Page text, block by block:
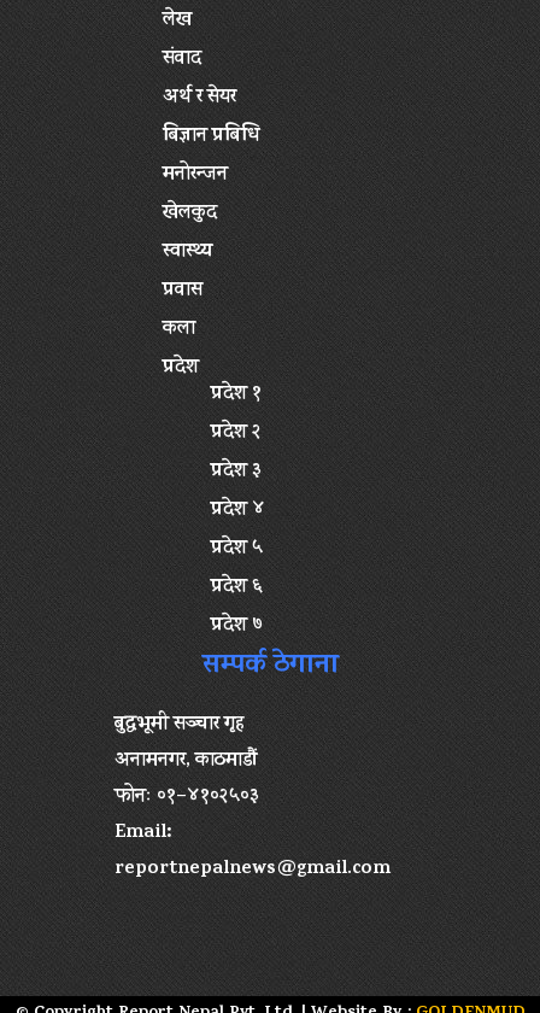
लेख
संवाद
अर्थ र सेयर
बिज्ञान प्रबिधि
मनोरन्जन
खेलकुद
स्वास्थ्य
प्रवास
कला
प्रदेश
प्रदेश १
प्रदेश २
प्रदेश ३
प्रदेश ४
प्रदेश ५
प्रदेश ६
प्रदेश ७
सम्पर्क ठेगाना
बुद्धभूमी सञ्चार गृह
अनामनगर, काठमाडौं
फोनः ०१–४१०२५०३
Email:
reportnepalnews@gmail.com